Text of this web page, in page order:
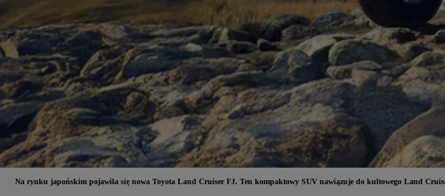
Na rynku japońskim pojawiła się nowa Toyota Land Cruiser FJ. Ten kompaktowy SUV nawiązuje do kultowego Land